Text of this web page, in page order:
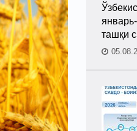
ташқи